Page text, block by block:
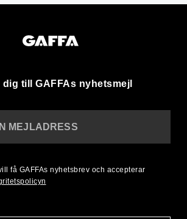
dig till GAFFAs nyhetsmejl
MEJLADRESS
få GAFFAs nyhetsbrev och accepterar